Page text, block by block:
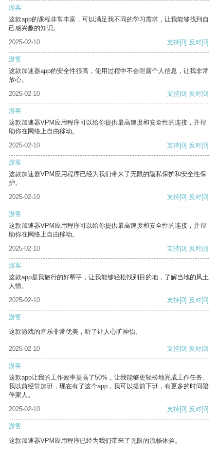
游客
这款app的课程非常丰富，可以满足我不同的学习需求，让我能够找到自
己感兴趣的知识。
2025-02-10
支持[0] 反对[0]
游客
这款加速器app的安全性很高，使用过程中不会泄露个人信息，让我非常
放心。
2025-02-10
支持[0] 反对[0]
游客
这款加速器VPM应用程序可以给你提供最高速度和安全性的连接，并帮
助你在网络上自由移动。
2025-02-10
支持[0] 反对[0]
游客
这款加速器VPM应用程序已经为我们带来了无限的隐私保护和安全性保
护。
2025-02-10
支持[0] 反对[0]
游客
这款加速器VPM应用程序可以给你提供最高速度和安全性的连接，并帮
助你在网络上自由移动。
2025-02-10
支持[0] 反对[0]
游客
这款app是我旅行的好帮手，让我能够轻松找到目的地，了解当地的风土
人情。
2025-02-10
支持[0] 反对[0]
游客
这款游戏的音乐非常优美，听了让人心旷神怡。
2025-02-10 支持[0] 反对[0]
游客
这款app让我的工作效率提高了50%，让我能够更轻松地完成工作任务。
我以前经常加班，现在有了这个app，我可以提前下班，有更多的时间陪
伴家人。
2025-02-10
支持[0] 反对[0]
游客
这款加速器VPM应用程序已经为我们带来了无限的流畅体验。